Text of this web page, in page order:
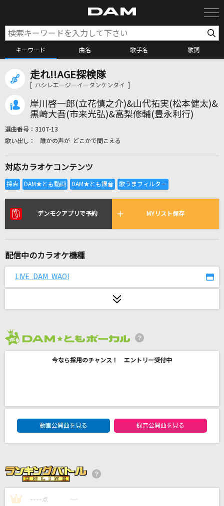
キーワード 曲名 歌手名 歌詞
カラオケ検索
カラオケ店舗検索
カラオケリクエスト
全国りれき
[生音]桜
花束
back number
[生音]You Give Love A Bad Name [禁じられ
Bon Jovi
ハイブランド (feat. サーヤ) [Remix]
太田裕美
アメフラシの歌～Beautiful Rain～
ニケ・ルメルシエ(CV:前田玲奈)
[生音]夏の扉
松田聖子
走れ!!AGE探検隊
[ ハシレエージーイータンケンタイ ]
岸川啓一郎(立花慎之介)&山代拓実(松本健太)&
黒崎大吾(市来光弘)&高梨修輔(豊永利行)
選曲番号： 3107-13
誰かの声が どこかで聞こえる
対応カラオケコンテンツ
デンモクアプリで予約 MYリスト保存
配信中のカラオケ機種
LIVE DAM WAO!
今なら採用のチャンス！ エントリー受付中
DAM★ともボーカルエントリーランキング
動画公開曲を見る
録音公開曲を見る
1 ---- 点 ----